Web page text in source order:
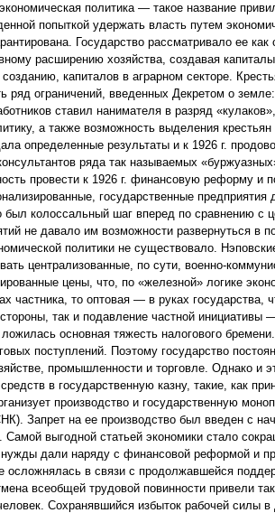
политика — такое название
попыткой удержать власть путем
Государство рассматривало ее
расширению хозяйства, создавая
капиталов в аграрном секторе.
ряд ограничений, введенных Декретом о
ставил нанимателя в разряд
а также возможность выделения
определенные результаты и к 1926 г.
ряда так называемых
провести к 1926 г. финансовую реформу
государственные
колоссальный шаг вперед по сравнению с
не давало им возможности развернуться в
политики не существовало.
централизованные, по сути, военно-
цены, что, по «железной» логике
частника, то оптовая — в руках
так и подавление частной
основная тяжесть налогового
поступлений. Поэтому государство
промышленности и торговле. Однако и
в государственную казну, такие, как
производство и государственную
Запрет на ее производство был введен с
выгодной статьей экономики стало
дали наряду с финансовой реформой и
осложнялась в связи с продолжавшейся
всеобщей трудовой повинности привели
Сохранявшийся избыток рабочей силы